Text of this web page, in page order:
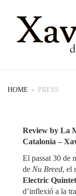
HOME » PRESS
Review by La
Catalonia –
El passat 30 de
de Nu Breed, el
Electric
d’inflexió a la